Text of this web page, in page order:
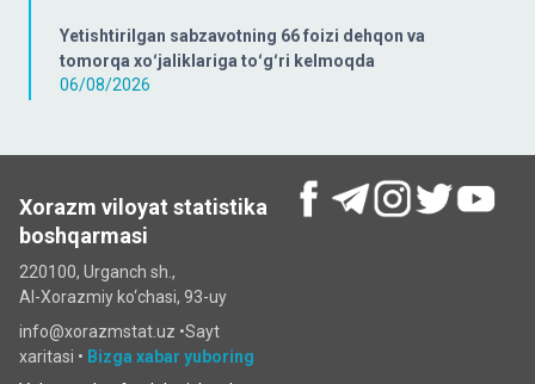
Yetishtirilgan sabzavotning 66 foizi dehqon va
tomorqa xoʻjaliklariga toʻgʻri kelmoqda
06/08/2026
Xorazm viloyat statistika
boshqarmasi
220100, Urganch sh.,
Al-Xorazmiy ko‘chаsi, 93-uy
info@xorazmstat.uz •Sayt
xaritasi • Bizga xabar yuboring